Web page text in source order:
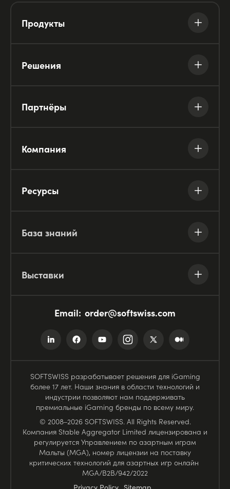
Продукты
Решения
Партнёры
Компания
Ресурсы
База знаний
Выставки
Email: order@softswiss.com
SOFTSWISS разрабатывает решения для iGaming
более 17 лет. Наши знания в области технологий и
индустрии позволяют нам поддерживать
премиальные iGaming бренды по всему миру.
© 2008–2026 SOFTSWISS. All Rights Reserved.
Компания Stable Aggregator Limited лицензирована и
регулируется Управлением по азартным играм
Мальты (MGA), номер лицензии на поставку
критических технологий для азартных игр онлайн
MGA/B2B/942/2022